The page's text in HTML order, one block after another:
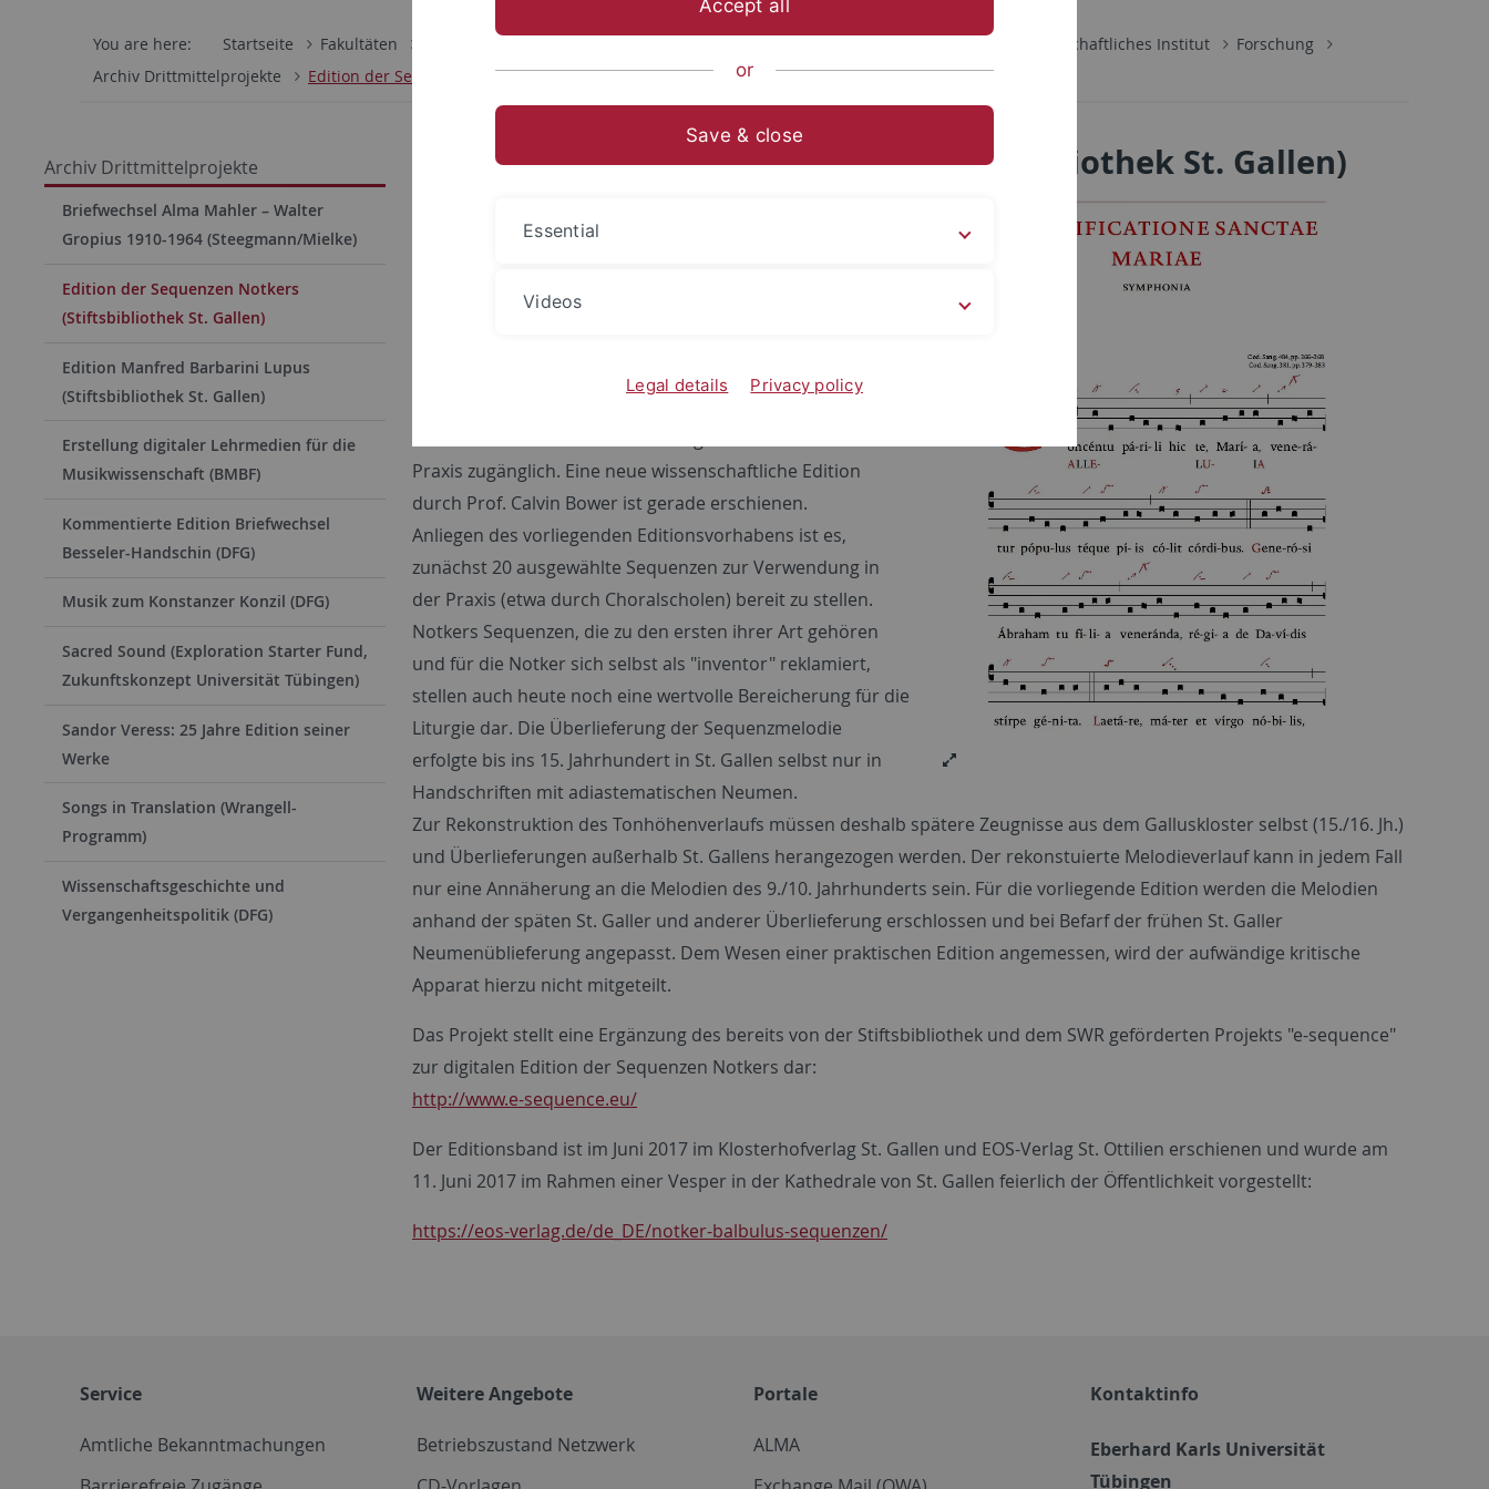
You are here: Startseite Fakultäten Musikwissenschaftliches Institut
Forschung
Archiv Drittmittelprojekte
Edition der Sequenzen Notkers (Stiftsbibliothek St. Gallen)
Archiv Drittmittelprojekte
Briefwechsel Alma Mahler – Walter
Gropius 1910-1964 (Steegmann/Mielke)
Edition der Sequenzen Notkers
(Stiftsbibliothek St. Gallen)
Edition Manfred Barbarini Lupus
(Stiftsbibliothek St. Gallen)
Erstellung digitaler Lehrmedien für die
Musikwissenschaft (BMBF)
Kommentierte Edition Briefwechsel
Besseler-Handschin (DFG)
Musik zum Konstanzer Konzil (DFG)
Sacred Sound (Exploration Starter Fund,
Zukunftskonzept Universität Tübingen)
Sandor Veress: 25 Jahre Edition seiner
Werke
Songs in Translation (Wrangell-
Programm)
Wissenschaftsgeschichte und
Vergangenheitspolitik (DFG)
Edition der Sequenzen Notkers (Stiftsbibliothek St. Gallen)
Choralstiftung
Praxis zugänglich. Eine neue wissenschaftliche Edition
durch Prof. Calvin Bower ist gerade erschienen.
Anliegen des vorliegenden Editionsvorhabens ist es,
zunächst 20 ausgewählte Sequenzen zur Verwendung in
der Praxis (etwa durch Choralscholen) bereit zu stellen.
Notkers Sequenzen, die zu den ersten ihrer Art gehören
und für die Notker sich selbst als "inventor" reklamiert,
stellen auch heute noch eine wertvolle Bereicherung für die
Liturgie dar. Die Überlieferung der Sequenzmelodie
erfolgte bis ins 15. Jahrhundert in St. Gallen selbst nur in
Handschriften mit adiastematischen Neumen.
Zur Rekonstruktion des Tonhöhenverlaufs müssen deshalb spätere Zeugnisse aus dem Galluskloster selbst (15./16. Jh.)
und Überlieferungen außerhalb St. Gallens herangezogen werden. Der rekonstuierte Melodieverlauf kann in jedem Fall
nur eine Annäherung an die Melodien des 9./10. Jahrhunderts sein. Für die vorliegende Edition werden die Melodien
anhand der späten St. Galler und anderer Überlieferung erschlossen und bei Befarf der frühen St. Galler
Neumenüblieferung angepasst. Dem Wesen einer praktischen Edition angemessen, wird der aufwändige kritische
Apparat hierzu nicht mitgeteilt.
Das Projekt stellt eine Ergänzung des bereits von der Stiftsbibliothek und dem SWR geförderten Projekts "e-sequence"
zur digitalen Edition der Sequenzen Notkers dar:
http://www.e-sequence.eu/
Der Editionsband ist im Juni 2017 im Klosterhofverlag St. Gallen und EOS-Verlag St. Ottilien erschienen und wurde am
11. Juni 2017 im Rahmen einer Vesper in der Kathedrale von St. Gallen feierlich der Öffentlichkeit vorgestellt:
https://eos-verlag.de/de_DE/notker-balbulus-sequenzen/
Service
Amtliche Bekanntmachungen
Weitere Angebote
Betriebszustand Netzwerk
Portale
ALMA
Kontaktinfo
Eberhard Karls Universität
Tübingen
Accept all
or
Save & close
Essential
Videos
Legal details Privacy policy